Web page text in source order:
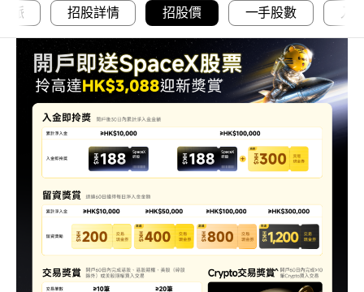
脈 招股詳情 招股價 一手股數 入